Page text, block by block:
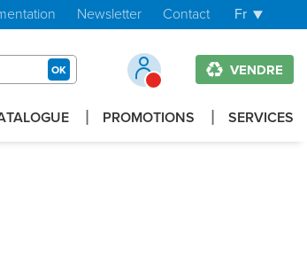
VENDRE
Fr
OK
PROMOTIONS SERVICES
Newsletter Contact